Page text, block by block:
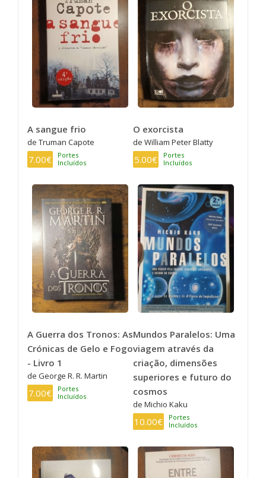
A sangue frio
de Truman Capote
7.00€
Portes
Incluídos
O exorcista
de William Peter Blatty
5.00€
Portes
Incluídos
A Guerra dos Tronos: As
Crónicas de Gelo e Fogo
- Livro 1
de George R. R. Martin
7.00€
Portes
Incluídos
Mundos Paralelos: Uma
viagem através da
criação, dimensões
superiores e futuro do
cosmos
de Michio Kaku
10.00€
Portes
Incluídos